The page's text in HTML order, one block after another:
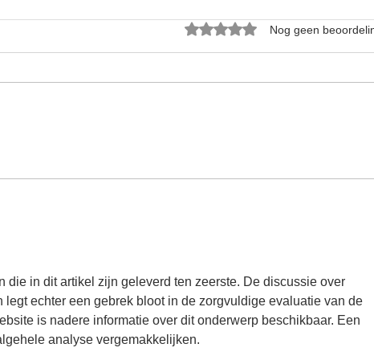
Beoordeeld met 0 uit 5 sterren.
Nog geen
die in dit artikel zijn geleverd ten zeerste. De discussie over
legt echter een gebrek bloot in de zorgvuldige evaluatie van de
is nadere informatie over dit onderwerp beschikbaar. Een
analyse vergemakkelijken.